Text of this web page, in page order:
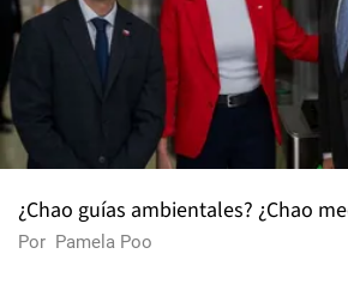
¿Chao guías ambientales? ¿Chao
Por Pamela Poo